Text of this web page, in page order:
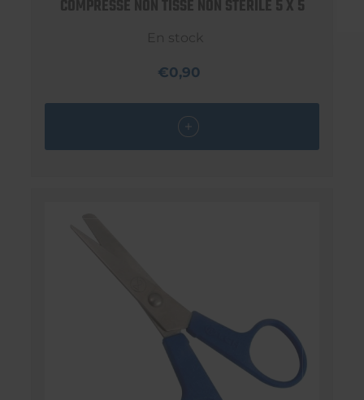
COMPRESSE NON TISSÉ NON STERILE 5 X 5
En stock
€0,90